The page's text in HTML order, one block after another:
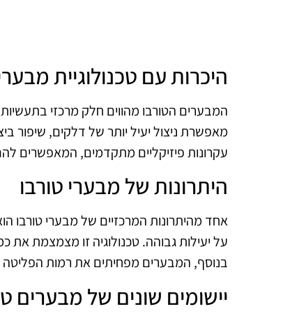
היכרות עם טכנולוגיית
המבערים הטורבו מהווים חלק מרכזי
מאפשרת ניצול יעיל יותר של דלקים, שיפור
עקרונות פיזיקליים מתקדמים, המאפשרים
היתרונות של מבערי טורבו
אחד מהיתרונות המרכזיים של מבערי טורבו
על יעילות גבוהה. טכנולוגיה זו מצמצמת את
בנוסף, המבערים מפחיתים את רמות הפליטה
יישומים שונים של מבערים